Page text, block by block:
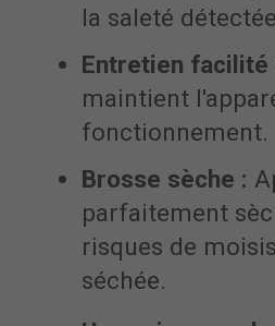
la saleté
Entretien facilité
maintient
fonctionnement.
Brosse sèche :
parfaitement
risques de
séchée.